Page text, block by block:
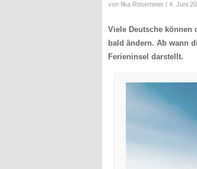
von Ilka Rosemeier / 4. Juni
Viele Deutsche können
bald ändern. Ab wann
Ferieninsel darstellt.